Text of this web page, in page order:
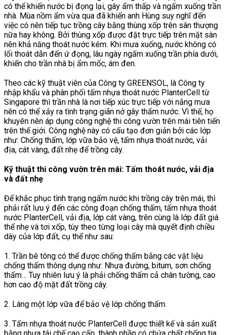
có thể khiến nước bị đọng lại, gây ẩm thấp và ngấm xuống trần
nhà. Mùa nồm ẩm vừa qua đã khiến anh Hùng suy nghĩ đến
việc có nên tiếp tục trồng cây bằng thùng xốp trên sân thượng
nữa hay không. Bởi thùng xốp được đặt trực tiếp trên mặt sàn
nên khả năng thoát nước kém. Khi mưa xuống, nước không có
lối thoát dẫn đến ứ đọng, lâu ngày ngấm xuống trần phía dưới,
khiến cho trần nhà bị ẩm mốc, ám đen.
Theo các kỹ thuật viên của Công ty GREENSOL, là Công ty
nhập khẩu và phân phối tấm nhựa thoát nước PlanterCell từ
Singapore thì trần nhà là nơi tiếp xúc trực tiếp với nắng mưa
nên có thể xảy ra tình trạng giãn nở gây thấm nước. Vì thế, họ
khuyên nên áp dụng công nghệ thi công vườn trên mái tiên tiến
trên thế giới. Công nghệ này có cấu tạo đơn giản bởi các lớp
như: Chống thấm, lớp vữa bảo vệ, tấm nhựa thoát nước, vải
địa, cát vàng, đất nhẹ để trồng cây.
Kỹ thuật thi công vườn trên mái: Tấm thoát nước, vải địa
và đất nhẹ
Để khắc phục tình trạng ngấm nước khi trồng cây trên mái, thì
phải rất lưu ý đến các công đoạn chống thấm, tấm nhựa thoát
nước PlanterCell, vải địa, lớp cát vàng, trên cùng là lớp đất giá
thể nhẹ và tơi xốp, tùy theo từng loại cây mà quyết định chiều
dày của lớp đất, cụ thể như sau:
1. Trần bê tông có thể được chống thấm bằng các vật liệu
chống thấm thông dụng như: Nhựa đường, bitum, sơn chống
thấm… Tuy nhiên lưu ý là phải chống thấm cả chân tường, cao
hơn cao độ mặt đất trồng cây.
2. Láng một lớp vữa để bảo vệ lớp chống thấm.
3. Tấm nhựa thoát nước PlanterCell được thiết kế và sản xuất